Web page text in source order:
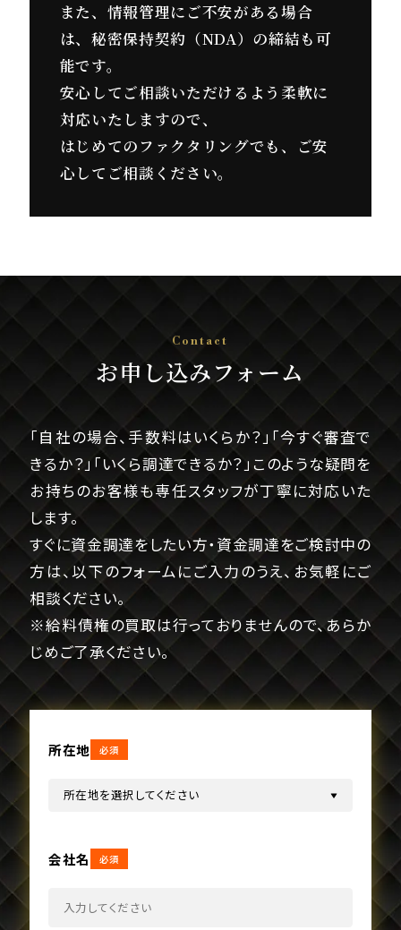
また、情報管理にご不安がある場合
は、秘密保持契約（NDA）の締結も可
能です。
安心してご相談いただけるよう柔軟に
対応いたしますので、
はじめてのファクタリングでも、ご安
心してご相談ください。
Contact
お申し込みフォーム
「自社の場合、手数料はいくらか？」「今すぐ審査で
きるか？」「いくら調達できるか？」このような疑問を
お持ちのお客様も専任スタッフが丁寧に対応いた
します。
すぐに資金調達をしたい方・資金調達をご検討中の
方は、以下のフォームにご入力のうえ、お気軽にご
相談ください。
※給料債権の買取は行っておりませんので、あらか
じめご了承ください。
所在地 必須
会社名 必須